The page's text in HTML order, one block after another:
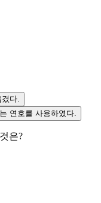
다.
연호를 사용하였다.
은?